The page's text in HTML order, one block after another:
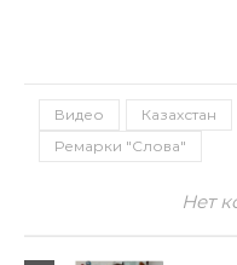
Видео Казахстан
Ремарки "Слова"
Нет